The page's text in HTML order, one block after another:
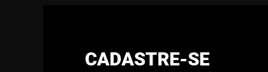
CADASTRE-SE